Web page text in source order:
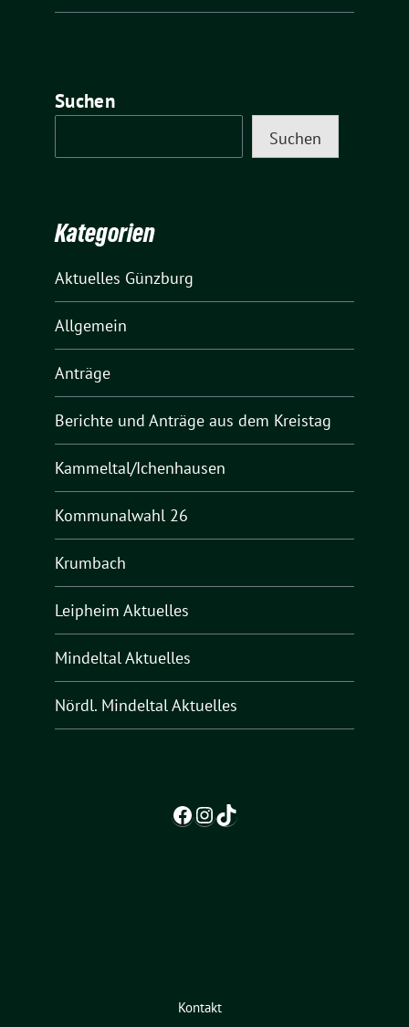
Suchen
Suchen
Kategorien
Aktuelles Günzburg
Allgemein
Anträge
Berichte und Anträge aus dem Kreistag
Kammeltal/Ichenhausen
Kommunalwahl 26
Krumbach
Leipheim Aktuelles
Mindeltal Aktuelles
Nördl. Mindeltal Aktuelles
Facebook
Instagram
TikTok
Kontakt